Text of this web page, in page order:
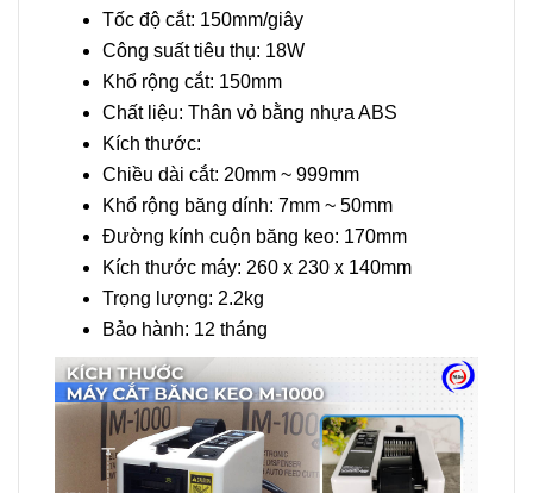
Tốc độ cắt: 150mm/giây
Công suất tiêu thụ: 18W
Khổ rộng cắt: 150mm
Chất liệu: Thân vỏ bằng nhựa ABS
Kích thước:
Chiều dài cắt: 20mm ~ 999mm
Khổ rộng băng dính: 7mm ~ 50mm
Đường kính cuộn băng keo: 170mm
Kích thước máy: 260 x 230 x 140mm
Trọng lượng: 2.2kg
Bảo hành: 12 tháng